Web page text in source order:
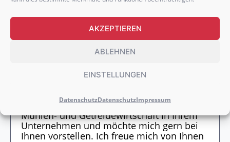
AKZEPTIEREN
ABLEHNEN
EINSTELLUNGEN
DatenschutzDatenschutzImpressum